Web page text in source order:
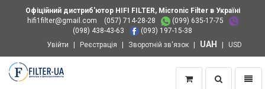
Офіційний дистриб'ютор HIFI FILTER, Micronic Filter в Україні
hifi1filter@gmail.com
(057) 714-28-28
(099) 635-17-75
(098) 438-43-63
(093) 197-15-38
Увійти
Реєстрація Зворотній зв'язок UAH USD
Пошук